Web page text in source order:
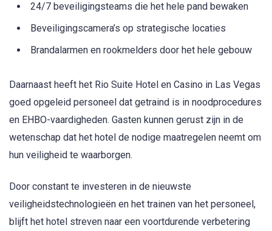
24/7 beveiligingsteams die het hele pand bewaken
Beveiligingscamera’s op strategische locaties
Brandalarmen en rookmelders door het hele gebouw
Daarnaast heeft het Rio Suite Hotel en Casino in Las Vegas
goed opgeleid personeel dat getraind is in noodprocedures
en EHBO-vaardigheden. Gasten kunnen gerust zijn in de
wetenschap dat het hotel de nodige maatregelen neemt om
hun veiligheid te waarborgen.
Door constant te investeren in de nieuwste
veiligheidstechnologieën en het trainen van het personeel,
blijft het hotel streven naar een voortdurende verbetering